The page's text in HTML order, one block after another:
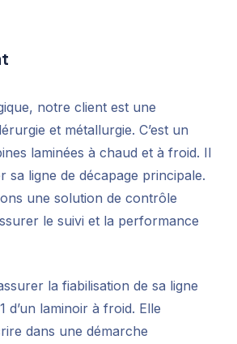
notre client est une
et métallurgie. C’est un
laminées à chaud et à froid. Il
sa ligne de décapage principale.
une solution de contrôle
le suivi et la performance
la fiabilisation de sa ligne
d’un laminoir à froid. Elle
dans une démarche